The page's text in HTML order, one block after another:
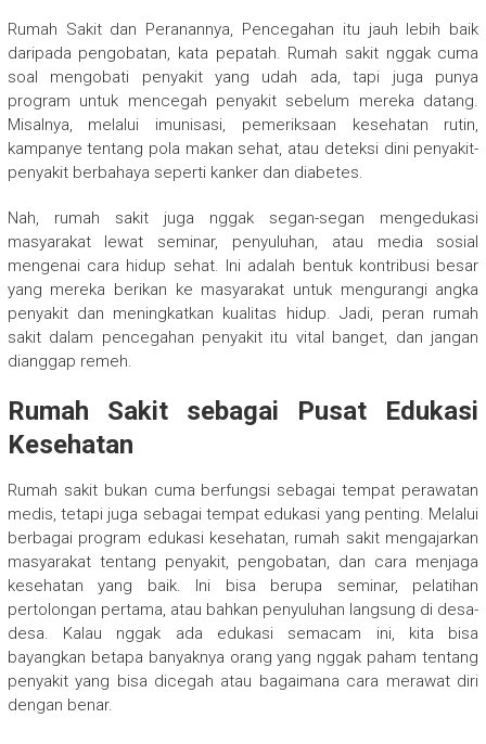
Rumah Sakit dan Peranannya, Pencegahan itu jauh lebih baik
daripada pengobatan, kata pepatah. Rumah sakit nggak cuma
soal mengobati penyakit yang udah ada, tapi juga punya
program untuk mencegah penyakit sebelum mereka datang.
Misalnya, melalui imunisasi, pemeriksaan kesehatan rutin,
kampanye tentang pola makan sehat, atau deteksi dini penyakit-
penyakit berbahaya seperti kanker dan diabetes.
Nah, rumah sakit juga nggak segan-segan mengedukasi
masyarakat lewat seminar, penyuluhan, atau media sosial
mengenai cara hidup sehat. Ini adalah bentuk kontribusi besar
yang mereka berikan ke masyarakat untuk mengurangi angka
penyakit dan meningkatkan kualitas hidup. Jadi, peran rumah
sakit dalam pencegahan penyakit itu vital banget, dan jangan
dianggap remeh.
Rumah Sakit sebagai Pusat Edukasi
Kesehatan
Rumah sakit bukan cuma berfungsi sebagai tempat perawatan
medis, tetapi juga sebagai tempat edukasi yang penting. Melalui
berbagai program edukasi kesehatan, rumah sakit mengajarkan
masyarakat tentang penyakit, pengobatan, dan cara menjaga
kesehatan yang baik. Ini bisa berupa seminar, pelatihan
pertolongan pertama, atau bahkan penyuluhan langsung di desa-
desa. Kalau nggak ada edukasi semacam ini, kita bisa
bayangkan betapa banyaknya orang yang nggak paham tentang
penyakit yang bisa dicegah atau bagaimana cara merawat diri
dengan benar.